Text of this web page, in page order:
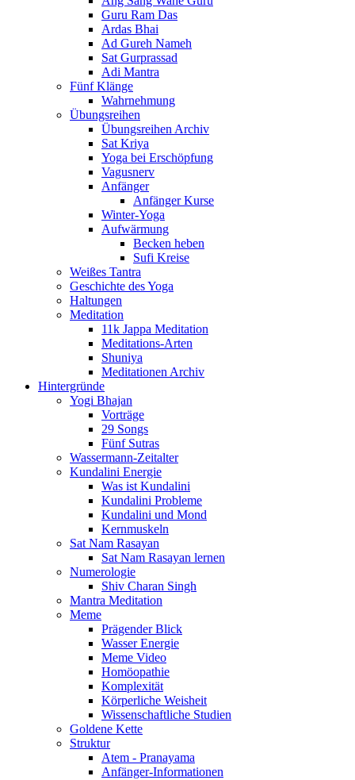
Guru Ram Das
Ardas Bhai
Ad Gureh Nameh
Sat Gurprassad
Adi Mantra
Fünf Klänge
Wahrnehmung
Übungsreihen
Übungsreihen Archiv
Sat Kriya
Yoga bei Erschöpfung
Vagusnerv
Anfänger
Anfänger Kurse
Winter-Yoga
Aufwärmung
Becken heben
Sufi Kreise
Weißes Tantra
Geschichte des Yoga
Haltungen
Meditation
11k Jappa Meditation
Meditations-Arten
Shuniya
Meditationen Archiv
Hintergründe
Yogi Bhajan
Vorträge
29 Songs
Fünf Sutras
Wassermann-Zeitalter
Kundalini Energie
Was ist Kundalini
Kundalini Probleme
Kundalini und Mond
Kernmuskeln
Sat Nam Rasayan
Sat Nam Rasayan lernen
Numerologie
Shiv Charan Singh
Mantra Meditation
Meme
Prägender Blick
Wasser Energie
Meme Video
Homöopathie
Komplexität
Körperliche Weisheit
Wissenschaftliche Studien
Goldene Kette
Struktur
Atem - Pranayama
Anfänger-Informationen